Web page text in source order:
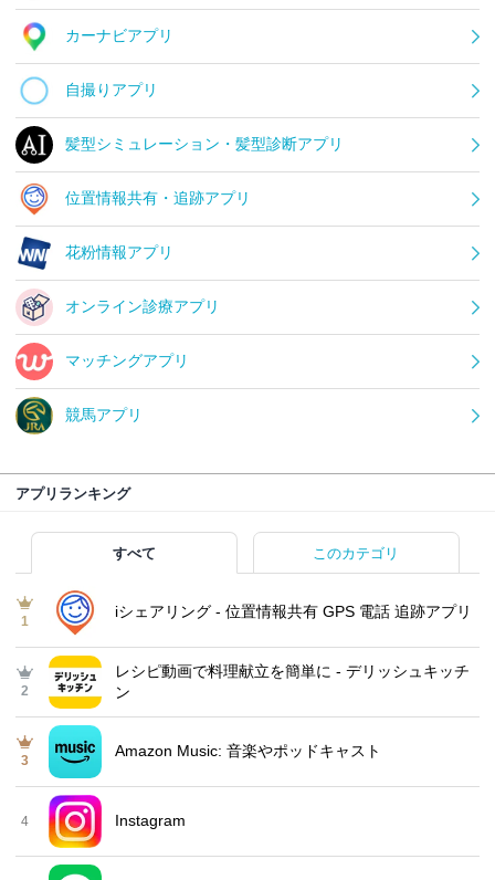
カーナビアプリ
自撮りアプリ
髪型シミュレーション・髪型診断アプリ
位置情報共有・追跡アプリ
花粉情報アプリ
オンライン診療アプリ
マッチングアプリ
競馬アプリ
アプリランキング
すべて このカテゴリ
1
iシェアリング - 位置情報共有 GPS 電話 追跡アプリ
2
レシピ動画で料理献立を簡単‪に - デリッシュキッチ
ン
3
Amazon Music: 音楽やポッドキャスト
4 Instagram